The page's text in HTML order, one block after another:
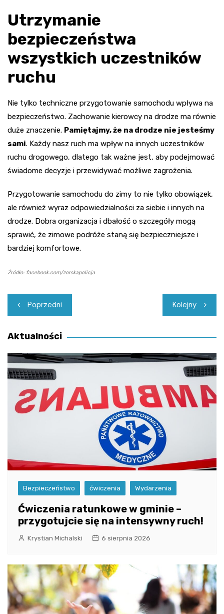
Utrzymanie
bezpieczeństwa
wszystkich uczestników
ruchu
Nie tylko techniczne przygotowanie samochodu wpływa na
bezpieczeństwo. Zachowanie kierowcy na drodze ma równie
duże znaczenie. Pamiętajmy, że na drodze nie jesteśmy
sami. Każdy nasz ruch ma wpływ na innych uczestników
ruchu drogowego, dlatego tak ważne jest, aby podejmować
świadome decyzje i przewidywać możliwe zagrożenia.
Przygotowanie samochodu do zimy to nie tylko obowiązek,
ale również wyraz odpowiedzialności za siebie i innych na
drodze. Dobra organizacja i dbałość o szczegóły mogą
sprawić, że zimowe podróże staną się bezpieczniejsze i
bardziej komfortowe.
Źródło: facebook.com/zorskapolicja
Nawigacja
wpisu
Poprzedni Kolejny
Aktualności
Bezpieczeństwo ćwiczenia Wydarzenia
Ćwiczenia ratunkowe w gminie –
przygotujcie się na intensywny ruch!
Krystian Michalski 6 sierpnia 2026